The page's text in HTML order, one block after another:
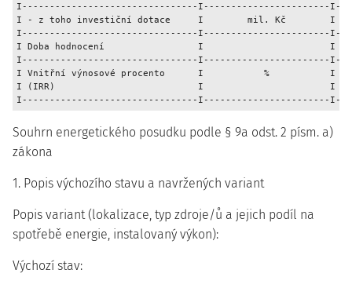
I--------------------------------I-----------------------
I - z toho investiční dotace     I        mil. Kč
I--------------------------------I-----------------------
I Doba hodnocení                 I
I--------------------------------I-----------------------
I Vnitřní výnosové procento      I           %
I (IRR)                          I                       I
Souhrn energetického posudku podle § 9a odst. 2 písm. a)
zákona
1. Popis výchozího stavu a navržených variant
Popis variant (lokalizace, typ zdroje/ů a jejich podíl na
spotřebě energie, instalovaný výkon):
Výchozí stav: